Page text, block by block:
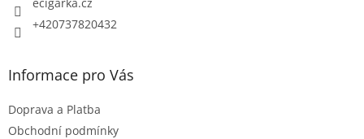
+420737820432
Informace pro Vás
Doprava a Platba
Obchodní podmínky